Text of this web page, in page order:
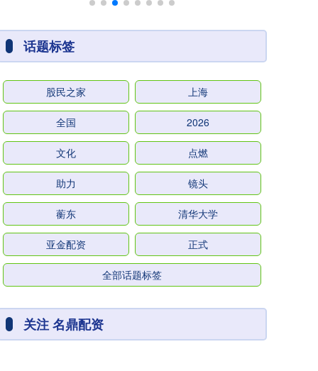
话题标签
股民之家 上海
全国 2026
文化 点燃
助力 镜头
蘅东 清华大学
亚金配资 正式
全部话题标签
关注 名鼎配资